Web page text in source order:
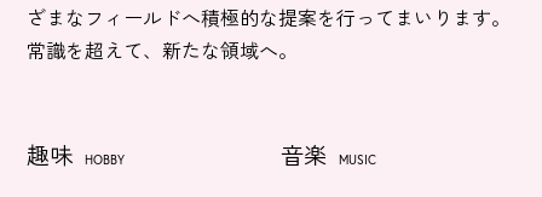
ざまなフィールドへ積極的な提案を行ってまいります。
常識を超えて、新たな領域へ。
趣味 HOBBY 音楽 MUSIC